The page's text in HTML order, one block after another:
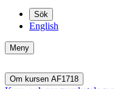
Sök
English
Meny
Om kursen AF1718